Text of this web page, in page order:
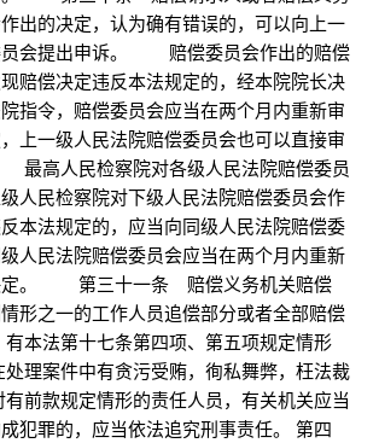
出的决定，认为确有错误的，可以向上一
员会提出申诉。 赔偿委员会作出的赔偿
赔偿决定违反本法规定的，经本院院长决
指令，赔偿委员会应当在两个月内重新审
上一级人民法院赔偿委员会也可以直接审
高人民检察院对各级人民法院赔偿委员
人民检察院对下级人民法院赔偿委员会作
本法规定的，应当向同级人民法院赔偿委
人民法院赔偿委员会应当在两个月内重新
定。 第三十一条 赔偿义务机关赔偿
形之一的工作人员追偿部分或者全部赔偿
法第十七条第四项、第五项规定情形
案件中有贪污受贿，徇私舞弊，枉法裁
款规定情形的责任人员，有关机关应当
犯罪的，应当依法追究刑事责任。 第四